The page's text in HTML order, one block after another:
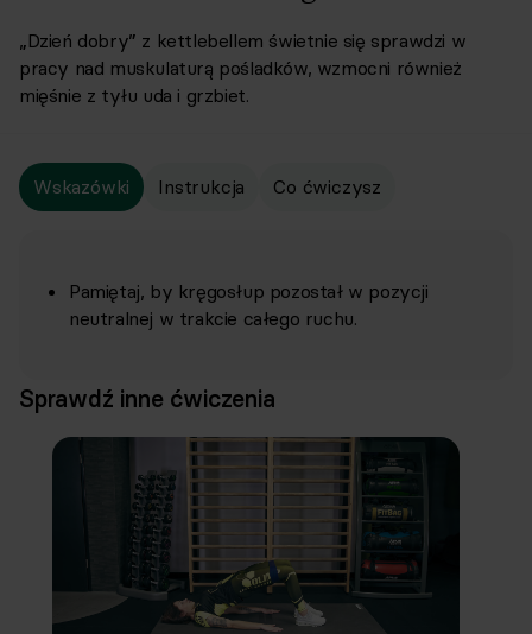
„Dzień dobry” z kettlebellem świetnie się sprawdzi w
pracy nad muskulaturą pośladków, wzmocni również
mięśnie z tyłu uda i grzbiet.
Wskazówki Instrukcja Co ćwiczysz
Pamiętaj, by kręgosłup pozostał w pozycji
neutralnej w trakcie całego ruchu.
Sprawdź inne ćwiczenia